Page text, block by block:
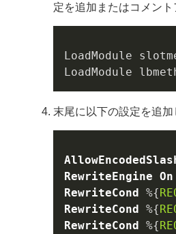
定を追加またはコメント
LoadModule
末尾に以下の設定を追加
RewriteEngine On
RewriteCond %{
RewriteCond %{
RewriteCond %{